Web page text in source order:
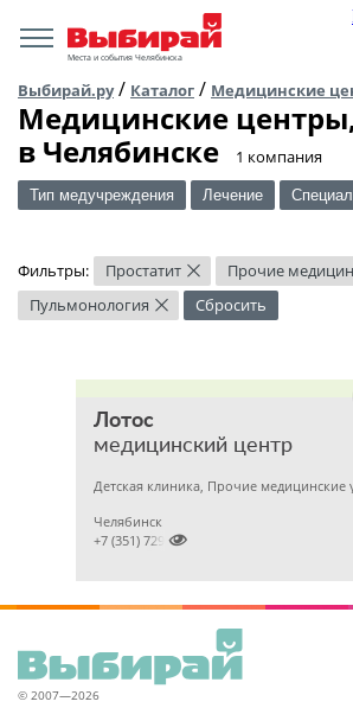
Места и события Челябинска
Выбирай.ру/ Каталог / Медицинские
Медицинские
в Челябинске
​1 компания
Тип медучреждения Лечение
Фильтры: Простатит × Прочие
Пульмонология × Сбросить
Лотос
медицинский центр
Челябинск

+7 (351) 7298929
© 2007—2026